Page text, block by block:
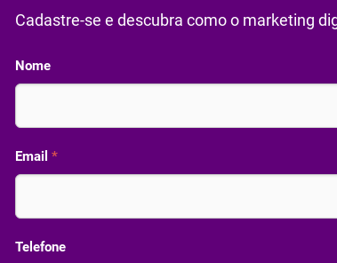
Cadastre-se e descubra como o marketing
Nome
Email *
Telefone